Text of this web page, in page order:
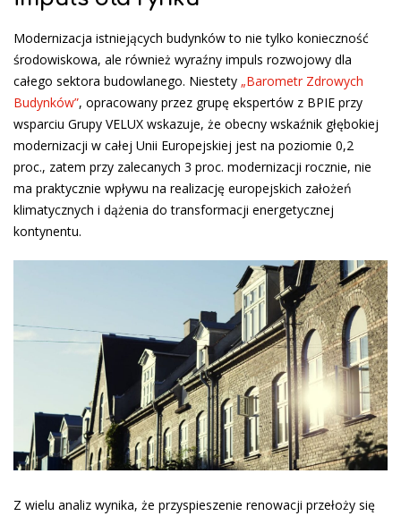
Modernizacja istniejących budynków to nie tylko konieczność
środowiskowa, ale również wyraźny impuls rozwojowy dla
całego sektora budowlanego. Niestety „Barometr Zdrowych
Budynków”, opracowany przez grupę ekspertów z BPIE przy
wsparciu Grupy VELUX wskazuje, że obecny wskaźnik głębokiej
modernizacji w całej Unii Europejskiej jest na poziomie 0,2
proc., zatem przy zalecanych 3 proc. modernizacji rocznie, nie
ma praktycznie wpływu na realizację europejskich założeń
klimatycznych i dążenia do transformacji energetycznej
kontynentu.
Z wielu analiz wynika, że przyspieszenie renowacji przełoży się